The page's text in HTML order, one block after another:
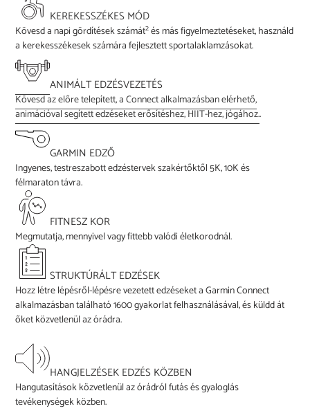
KEREKESSZÉKES MÓD
Kövesd a napi gördítések számát2és más figyelmeztetéseket, használd
a kerekesszékesek számára fejlesztett sportalaklamzásokat.
ANIMÁLT EDZÉSVEZETÉS
Kövesd az előre telepített, a Connect alkalmazásban elérhető,
animációval segített edzéseket erősítéshez, HIIT-hez, jógához..
GARMIN EDZŐ
Ingyenes, testreszabott edzéstervek szakértőktől 5K, 10K és
félmaraton távra.
FITNESZ KOR
Megmutatja, mennyivel vagy fittebb valódi életkorodnál.
STRUKTÚRÁLT EDZÉSEK
Hozz létre lépésről-lépésre vezetett edzéseket a Garmin Connect
alkalmazásban található 1600 gyakorlat felhasználásával, és küldd át
őket közvetlenül az órádra.
HANGJELZÉSEK EDZÉS KÖZBEN
Hangutasítások közvetlenül az órádról futás és gyaloglás
tevékenységek közben.